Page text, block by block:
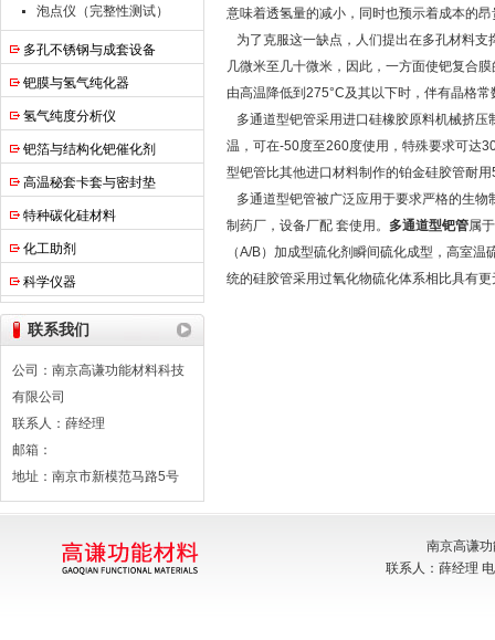
泡点仪（完整性测试）
多孔不锈钢与成套设备
钯膜与氢气纯化器
氢气纯度分析仪
钯箔与结构化钯催化剂
高温秘套卡套与密封垫
特种碳化硅材料
化工助剂
科学仪器
联系我们
公司：南京高谦功能材料科技
有限公司
联系人：薛经理
邮箱：
地址：南京市新模范马路5号
意味着透氢量的减小，同时也预示着成本的昂
为了克服这一缺点，人们提出在多孔材料
几微米至几十微米，因此，一方面使钯复合
由高温降低到275°C及其以下时，伴有晶格
多通道型钯管采用进口硅橡胶原料机械挤
温，可在-50度至260度使用，特殊要求可达
型钯管比其他进口材料制作的铂金硅胶管耐
多通道型钯管被广泛应用于要求严格的生
制药厂，设备厂配 套使用。 多通道型钯管属
（A/B）加成型硫化剂瞬间硫化成型，高室
统的硅胶管采用过氧化物硫化体系相比具有
南京高谦
联系人：薛经理